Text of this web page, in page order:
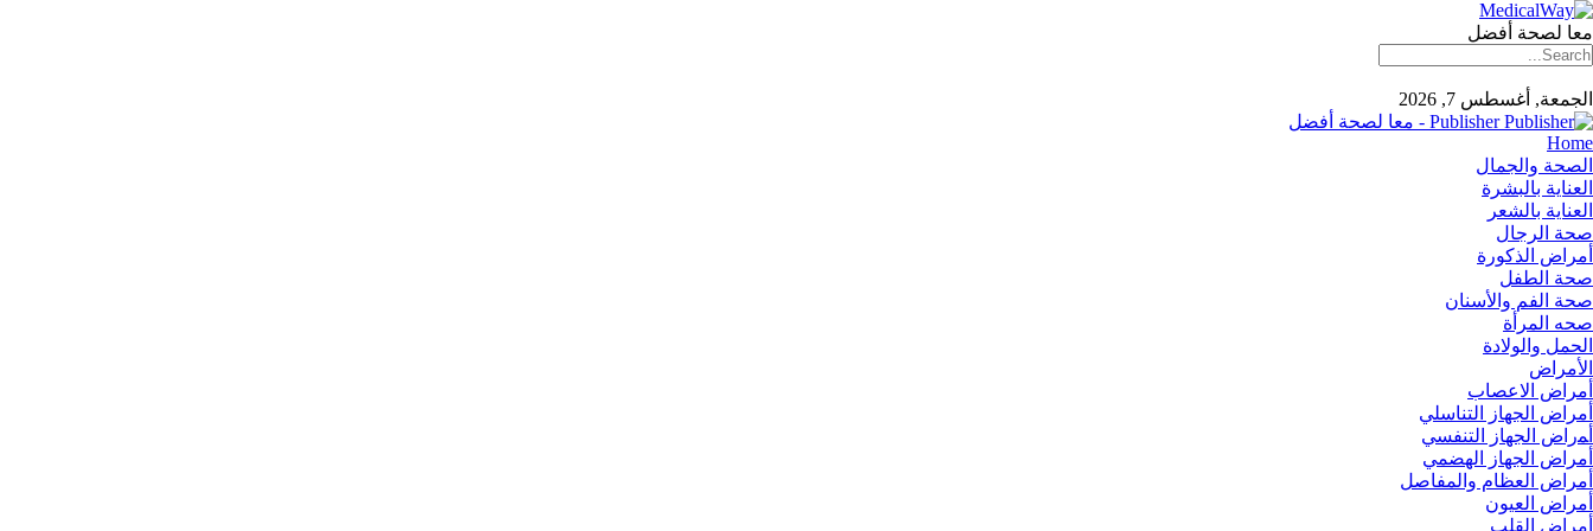
معا لصحة أفضل
الجمعة, أغسطس 7, 2026
Publisher - معا لصحة أفضل
Home
الصحة والجمال
العناية بالبشرة
العناية بالشعر
صحة الرجال
أمراض الذكورة
صحة الطفل
صحة الفم والأسنان
صحه المرأة
الحمل والولادة
الأمراض
أمراض الاعصاب
أمراض الجهاز التناسلي
أﻤراض اﻟﺠﻬﺎز اﻟﺘﻨﻔﺴﻲ
أمراض الجهاز الهضمي
أمراض العظام والمفاصل
أمراض العيون
أمراض القلب